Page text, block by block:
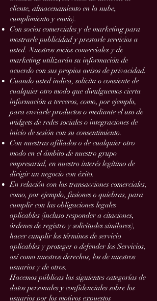
cliente, almacenamiento en la nube,
cumplimiento y envío).
Con socios comerciales y de marketing para
mostrarle publicidad y prestarle servicios a
usted. Nuestros socios comerciales y de
marketing utilizarán su información de
acuerdo con sus propios avisos de privacidad.
Cuando usted indica, solicita o consiente de
cualquier otro modo que divulguemos cierta
información a terceros, como, por ejemplo,
para enviarle productos o mediante el uso de
widgets de redes sociales o integraciones de
inicio de sesión con su consentimiento.
Con nuestras afiliados o de cualquier otro
modo en el ámbito de nuestro grupo
empresarial, en nuestro interés legítimo de
dirigir un negocio con éxito.
En relación con las transacciones comerciales,
como, por ejemplo, fusiones o quiebras, para
cumplir con las obligaciones legales
aplicables (incluso responder a citaciones,
órdenes de registro y solicitudes similares),
hacer cumplir los términos de servicio
aplicables y proteger o defender los Servicios,
así como nuestros derechos, los de nuestros
usuarios y de otros.
Hacemos públicas las siguientes categorías de
datos personales y confidenciales sobre los
usuarios por los motivos expuestos